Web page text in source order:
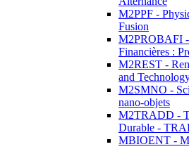
M2PPF -
Fusion
M2PROBAFI -
Financières :
M2REST -
and
M2SMNO -
nano-objets
M2TRADD -
Durable -
MBIOENT -